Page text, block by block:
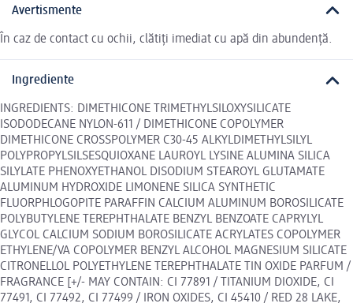
Avertismente
În caz de contact cu ochii, clătiți imediat cu apă din abundență.
Ingrediente
INGREDIENTS: DIMETHICONE TRIMETHYLSILOXYSILICATE
ISODODECANE NYLON-611 / DIMETHICONE COPOLYMER
DIMETHICONE CROSSPOLYMER C30-45 ALKYLDIMETHYLSILYL
POLYPROPYLSILSESQUIOXANE LAUROYL LYSINE ALUMINA SILICA
SILYLATE PHENOXYETHANOL DISODIUM STEAROYL GLUTAMATE
ALUMINUM HYDROXIDE LIMONENE SILICA SYNTHETIC
FLUORPHLOGOPITE PARAFFIN CALCIUM ALUMINUM BOROSILICATE
POLYBUTYLENE TEREPHTHALATE BENZYL BENZOATE CAPRYLYL
GLYCOL CALCIUM SODIUM BOROSILICATE ACRYLATES COPOLYMER
ETHYLENE/VA COPOLYMER BENZYL ALCOHOL MAGNESIUM SILICATE
CITRONELLOL POLYETHYLENE TEREPHTHALATE TIN OXIDE PARFUM /
FRAGRANCE [+/- MAY CONTAIN: CI 77891 / TITANIUM DIOXIDE, CI
77491, CI 77492, CI 77499 / IRON OXIDES, CI 45410 / RED 28 LAKE,